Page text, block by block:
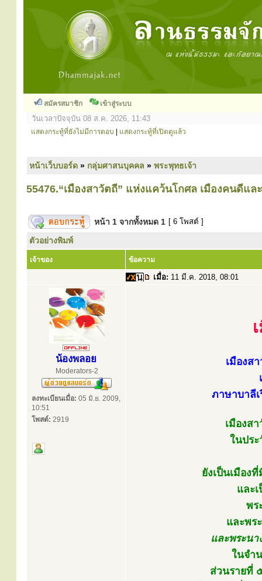
สมัครสมาชิก เข้าสู่ระบบ
วันเวลาปัจจุบัน 08 ส.ค. 2026, 11:43
แสดงกระทู้ที่ยังไม่มีการตอบ แสดงกระทู้ที่เปิดดูแล้ว
หน้าเว็บบอร์ด » กลุ่มศาสนบุคคล » พระพุทธเจ้า
55476.“เมืองสาวัตถี” แห่งแคว้นโกศล เมืองคนดีแล
หน้า 1 จากทั้งหมด 1 [ 6 โพสต์ ]
ตัวอย่างพิมพ์
เจ้าของ ข้อความ
เมื่อ: 11 มี.ค. 2018, 08:01
น้องพลอย
Moderators-2
ลงทะเบียนเมื่อ: 05 มิ.ย. 2009,
10:51
โพสต์: 2919
เมืองส
ภาษาบาลี
เมืองส
ในปร
ยังเป็นเมือง
และ
พร
และพร
และพระน
ในจำ
ส่วนรายที่